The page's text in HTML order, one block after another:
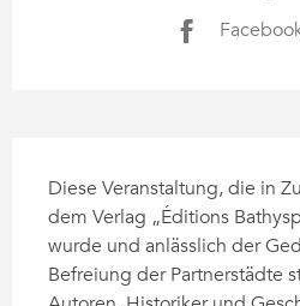
Diese Veranstaltung, die in
dem Verlag „Éditions
wurde und anlässlich der
Befreiung der Partnerstädte